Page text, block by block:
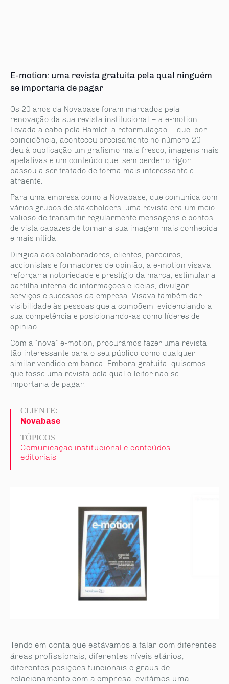
E-motion: uma revista gratuita pela qual ninguém
se importaria de pagar
Os 20 anos da Novabase foram marcados pela
renovação da sua revista institucional – a e-motion.
Levada a cabo pela Hamlet, a reformulação – que, por
coincidência, aconteceu precisamente no número 20 –
deu à publicação um grafismo mais fresco, imagens mais
apelativas e um conteúdo que, sem perder o rigor,
passou a ser tratado de forma mais interessante e
atraente.
Para uma empresa como a Novabase, que comunica com
vários grupos de stakeholders, uma revista era um meio
valioso de transmitir regularmente mensagens e pontos
de vista capazes de tornar a sua imagem mais conhecida
e mais nítida.
Dirigida aos colaboradores, clientes, parceiros,
accionistas e formadores de opinião, a e-motion visava
reforçar a notoriedade e prestígio da marca, estimular a
partilha interna de informações e ideias, divulgar
serviços e sucessos da empresa. Visava também dar
visibilidade às pessoas que a compõem, evidenciando a
sua competência e posicionando-as como líderes de
opinião.
Com a “nova” e-motion, procurámos fazer uma revista
tão interessante para o seu público como qualquer
similar vendido em banca. Embora gratuita, quisemos
que fosse uma revista pela qual o leitor não se
importaria de pagar.
CLIENTE:
Novabase
TÓPICOS
Comunicação institucional e conteúdos
editoriais
Tendo em conta que estávamos a falar com diferentes
áreas profissionais, diferentes níveis etários,
diferentes posições funcionais e graus de
relacionamento com a empresa, evitámos uma